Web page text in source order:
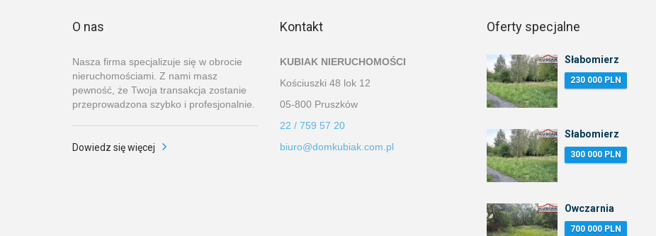
O nas
Nasza firma specjalizuje się w obrocie
nieruchomościami. Z nami masz
pewność, że Twoja transakcja zostanie
przeprowadzona szybko i profesjonalnie.
Dowiedz się więcej
Kontakt
KUBIAK NIERUCHOMOŚCI
Kościuszki 48 lok 12
05-800 Pruszków
22 / 759 57 20
biuro@domkubiak.com.pl
Oferty specjalne
Słabomierz
230 000 PLN
Słabomierz
300 000 PLN
Owczarnia
700 000 PLN